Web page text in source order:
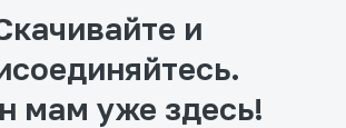
и
мам уже здесь!